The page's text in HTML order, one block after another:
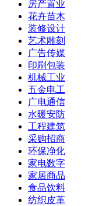
房产置业
花卉苗木
装修设计
艺术雕刻
广告传媒
印刷包装
机械工业
五金电工
广电通信
水暖安防
工程建筑
采购招商
环保净化
家电数字
家居商品
食品饮料
纺织皮革